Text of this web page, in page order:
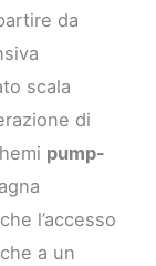
da
scala
di
pump-
l’accesso
a un